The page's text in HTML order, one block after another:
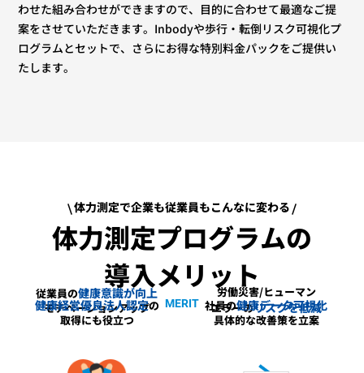
わせた組み合わせができますので、目的に合わせて最適なご提
案をさせていただきます。Inbodyや歩行・転倒リスク可視化プ
ログラムとセットで、さらにお得な特別料金パックをご提供い
たします。
体力測定で企業も従業員もこんなに変わる
体力測定プログラムの
導入メリット
MERIT
従業員の健康意識が向上
モチベーションアップ
労働災害/ヒューマン
エラーのリスクを低減
健康経営優良法人認定の
取得にも役立つ
社員の健康データ可視化
具体的な改善策を立案